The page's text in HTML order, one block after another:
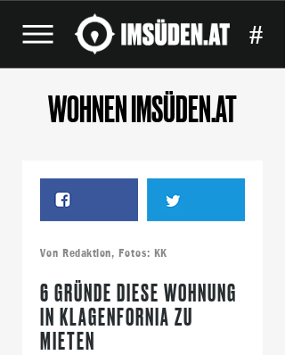
#
WOHNEN IMSÜDEN.AT
Von Redaktion, Fotos: KK
6 GRÜNDE DIESE WOHNUNG
IN KLAGENFORNIA ZU
MIETEN